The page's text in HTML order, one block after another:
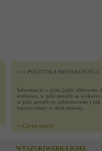
>>> POLITYKA PRYWATNOŚCI
Informacje o tym, jakie zbieramy
osobowe, w jaki sposób są
w jaki sposób są zabezieczone i jak
wprowadzać w nich zmiany.
>>Czytaj wiecej
WYSZUKIWARKA IGIEŁ